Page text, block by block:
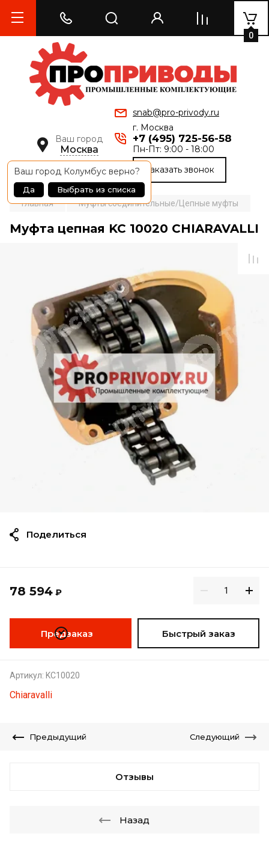
Ваш город
Москва
Ваш город Колумбусверно?
Да Выбрать из списка
snab@pro-privody.ru
г. Москва
+7 (495) 725-56-58
Пн-Пт: 9:00 - 18:00
Заказать звонок
0
Главная Муфты соединительные/Цепные муфты
Муфта цепная KC 10020 CHIARAVALLI
78 594 ₽
Предзаказ Быстрый заказ
Артикул: KC10020
Chiaravalli
Поделиться
Предыдущий Следующий
Отзывы
Назад